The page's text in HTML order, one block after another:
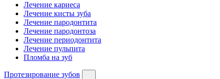
Лечение кариеса
Лечение кисты зуба
Лечение пародонтита
Лечение пародонтоза
Лечение периодонтита
Лечение пульпита
Пломба на зуб
Протезирование зубов